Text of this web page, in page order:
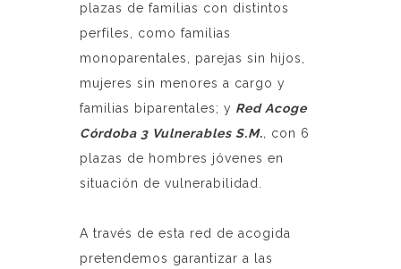
plazas de familias con distintos
perfiles, como familias
monoparentales, parejas sin hijos,
mujeres sin menores a cargo y
familias biparentales; y Red Acoge
Córdoba 3 Vulnerables S.M., con 6
plazas de hombres jóvenes en
situación de vulnerabilidad.
A través de esta red de acogida
pretendemos garantizar a las